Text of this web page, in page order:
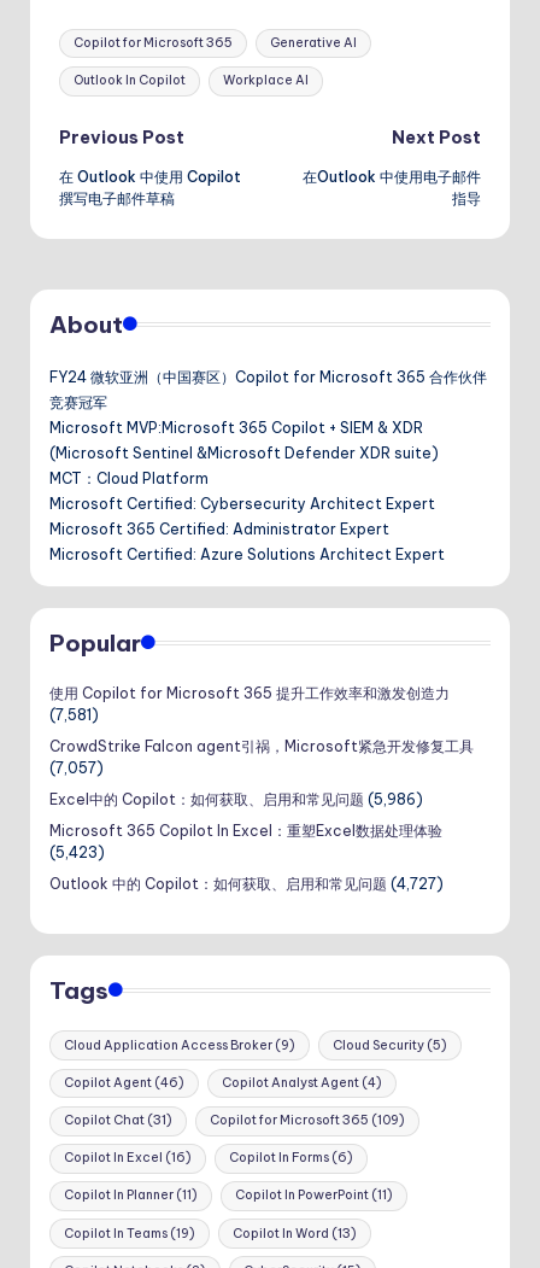
k
e
dI
n
a
ts
A
p
p
u
b
a
C
h
a
ai
l
Tags:
Copilot for Microsoft 365 Generative AI
Outlook In Copilot Workplace AI
Post
navigation
Previous Post
在 Outlook 中使用 Copilot
撰写电子邮件草稿
Next Post
在Outlook 中使用电子邮件
指导
About
FY24 微软亚洲（中国赛区）Copilot for Microsoft 365 合作伙伴
竞赛冠军
Microsoft MVP:Microsoft 365 Copilot + SIEM & XDR
(Microsoft Sentinel &Microsoft Defender XDR suite)
MCT：Cloud Platform
Microsoft Certified: Cybersecurity Architect Expert
Microsoft 365 Certified: Administrator Expert
Microsoft Certified: Azure Solutions Architect Expert
Popular
使用 Copilot for Microsoft 365 提升工作效率和激发创造力
(7,581)
CrowdStrike Falcon agent引祸，Microsoft紧急开发修复工具
(7,057)
Excel中的 Copilot：如何获取、启用和常见问题 (5,986)
Microsoft 365 Copilot In Excel：重塑Excel数据处理体验
(5,423)
Outlook 中的 Copilot：如何获取、启用和常见问题 (4,727)
Tags
Cloud Application Access Broker (9) Cloud Security(5)
Copilot Agent (46) Copilot Analyst Agent(4)
Copilot Chat (31) Copilot for Microsoft 365 (109)
Copilot In Excel (16) Copilot In Forms(6)
Copilot In Planner (11) Copilot In PowerPoint(11)
Copilot In Teams (19) Copilot In Word (13)